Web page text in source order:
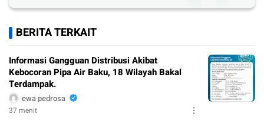
BERITA TERKAIT
Informasi Gangguan Distribusi Akibat
Kebocoran Pipa Air Baku, 18 Wilayah Bakal
Terdampak.
ewa pedrosa
37 menit